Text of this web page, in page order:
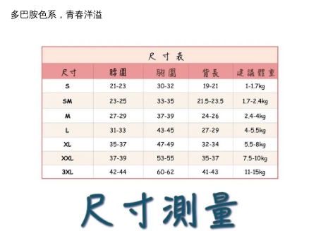
多巴胺色系，青春洋溢